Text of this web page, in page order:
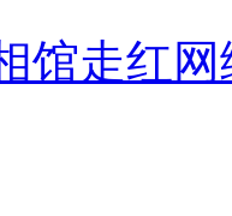
馆走红网